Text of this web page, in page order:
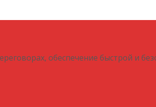
обеспечение быстрой и